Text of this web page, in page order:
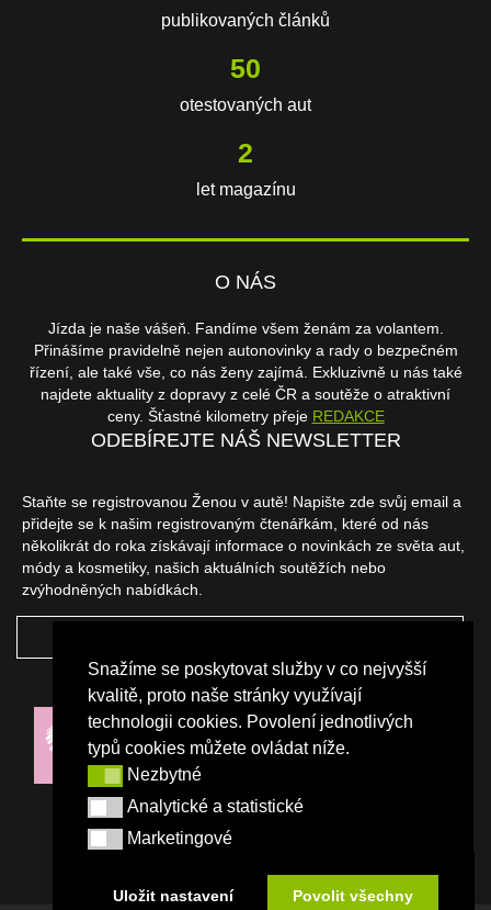
Snažíme se poskytovat služby v co nejvyšší
kvalitě, proto naše stránky využívají
technologii cookies. Povolení jednotlivých
typů cookies můžete ovládat níže.
NezbytnéNezbytné
Analytické a statistické
Analytické a statistické
Marketingové
Marketingové
Uložit nastavení Povolit všechny
publikovaných článků
106
otestovaných aut
3
let magazínu
O NÁS
Jízda je naše vášeň. Fandíme všem ženám za volantem.
Přinášíme pravidelně nejen autonovinky a rady o bezpečném
řízení, ale také vše, co nás ženy zajímá. Exkluzivně u nás také
najdete aktuality z dopravy z celé ČR a soutěže o atraktivní
ceny. Šťastné kilometry přeje REDAKCE
ODEBÍREJTE NÁŠ NEWSLETTER
Staňte se registrovanou Ženou v autě! Napište zde svůj email a
přidejte se k našim registrovaným čtenářkám, které od nás
několikrát do roka získávají informace o novinkách ze světa aut,
módy a kosmetiky, našich aktuálních soutěžích nebo
zvýhodněných nabídkách.
NAŠI PARTNEŘI